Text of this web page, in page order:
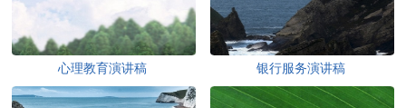
心理教育演讲稿 银行服务演讲稿